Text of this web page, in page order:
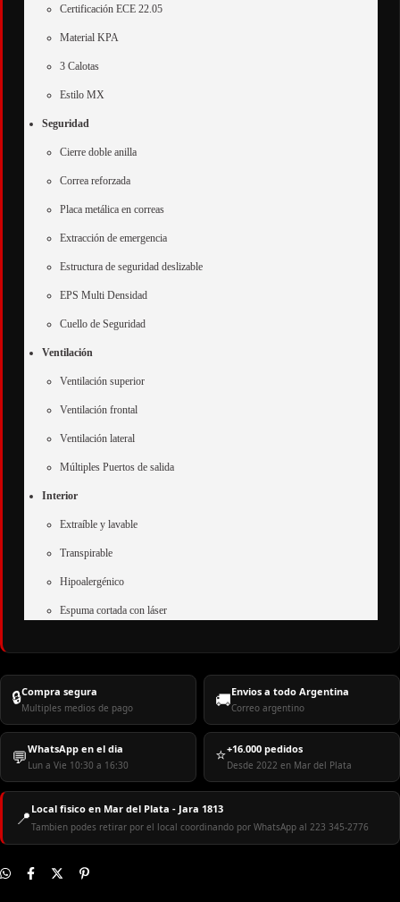
Certificación ECE 22.05
Material KPA
3 Calotas
Estilo MX
Seguridad
Cierre doble anilla
Correa reforzada
Placa metálica en correas
Extracción de emergencia
Estructura de seguridad deslizable
EPS Multi Densidad
Cuello de Seguridad
Ventilación
Ventilación superior
Ventilación frontal
Ventilación lateral
Múltiples Puertos de salida
Interior
Extraíble y lavable
Transpirable
Hipoalergénico
Espuma cortada con láser
🔒Compra segura
Multiples medios de pago 🚚Envios a todo Argentina
Correo argentino
💬WhatsApp en el dia
Lun a Vie 10:30 a 16:30
⭐+16.000 pedidos
Desde 2022 en Mar del Plata
📍 Local fisico en Mar del Plata - Jara 1813
Tambien podes retirar por el local coordinando por WhatsApp al 223 345-2776